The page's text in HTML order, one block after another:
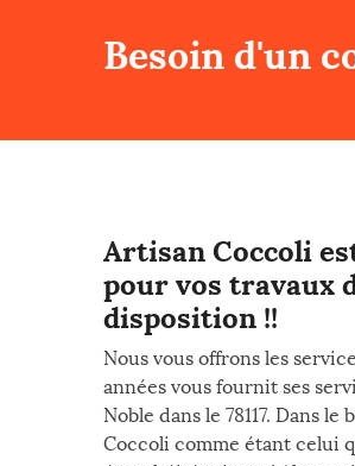
Besoin d'un
Artisan Coccoli
pour vos travaux
disposition !!
Nous vous offrons les
années vous fournit ses
Noble dans le 78117. Dans
Coccoli comme étant celui